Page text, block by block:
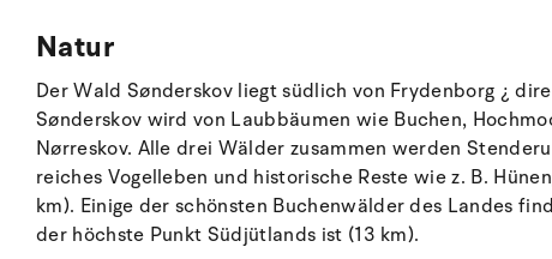
Natur
Der Wald Sønderskov liegt südlich von Frydenborg ¿
Sønderskov wird von Laubbäumen wie Buchen,
Nørreskov. Alle drei Wälder zusammen werden
reiches Vogelleben und historische Reste wie z. B.
km). Einige der schönsten Buchenwälder des Landes
der höchste Punkt Südjütlands ist (13 km).